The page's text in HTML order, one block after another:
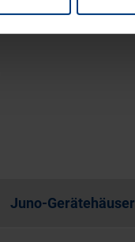
Juno-Gerätehäuser